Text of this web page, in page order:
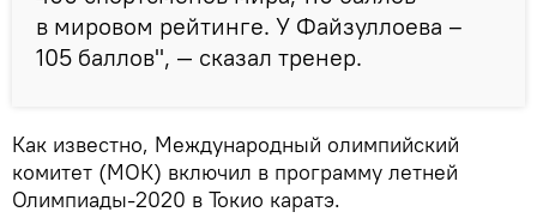
в мировом рейтинге. У Файзуллоева –
105 баллов", — сказал тренер.
Как известно, Международный олимпийский
комитет (МОК) включил в программу летней
Олимпиады-2020 в Токио каратэ.